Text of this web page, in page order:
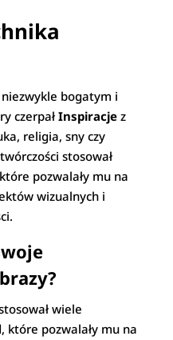
bogatym i
czerpałInspiracje z
religia, sny czy
stosował
pozwalały mu na
wizualnych i
wiele
które pozwalały mu na